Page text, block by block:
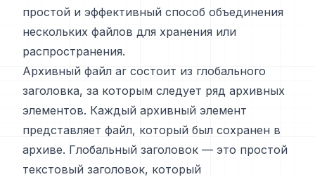
простой и эффективный способ объединения
нескольких файлов для хранения или
распространения.
Архивный файл ar состоит из глобального
заголовка, за которым следует ряд архивных
элементов. Каждый архивный элемент
представляет файл, который был сохранен в
архиве. Глобальный заголовок — это простой
текстовый заголовок, который